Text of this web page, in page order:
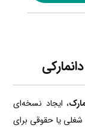
، ایجاد نسخه‌ای
یا حقوقی برای